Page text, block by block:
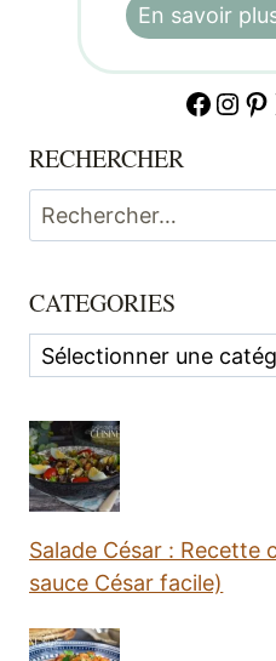
En savoir
RECHERCHER
Rechercher :
CATEGORIES
Categories
Salade César : Recette
sauce César facile)